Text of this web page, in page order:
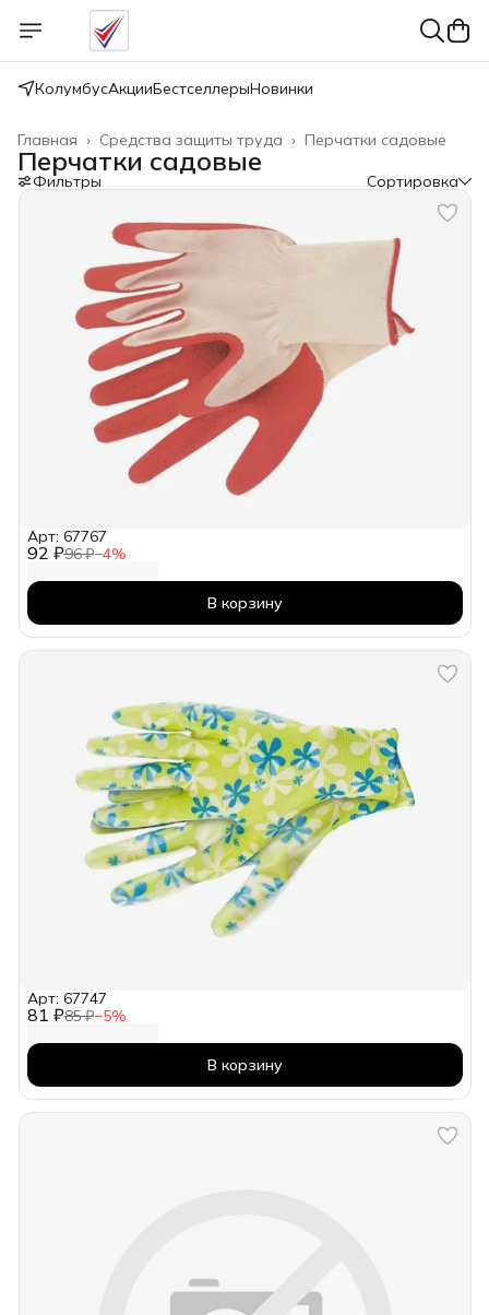
КолумбусАкцииБестселлерыНовинки
Перчатки садовые
Средства защиты труда ›
Главная ›
Перчатки садовые
Фильтры Сортировка
92 ₽96 ₽−4%
Арт: 67767
В корзину
81 ₽85 ₽−5%
Арт: 67747
В корзину